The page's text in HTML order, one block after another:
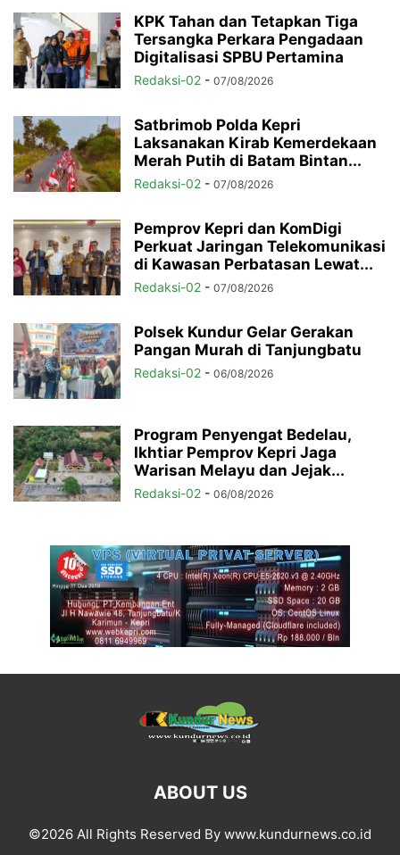
KPK Tahan dan Tetapkan Tiga
Tersangka Perkara Pengadaan
Digitalisasi SPBU Pertamina
Redaksi-02 - 07/08/2026
Satbrimob Polda Kepri
Laksanakan Kirab Kemerdekaan
Merah Putih di Batam Bintan...
Redaksi-02 - 07/08/2026
Pemprov Kepri dan KomDigi
Perkuat Jaringan Telekomunikasi
di Kawasan Perbatasan Lewat...
Redaksi-02 - 07/08/2026
Polsek Kundur Gelar Gerakan
Pangan Murah di Tanjungbatu
Redaksi-02 - 06/08/2026
Program Penyengat Bedelau,
Ikhtiar Pemprov Kepri Jaga
Warisan Melayu dan Jejak...
Redaksi-02 - 06/08/2026
ABOUT US
©2026 All Rights Reserved By www.kundurnews.co.id